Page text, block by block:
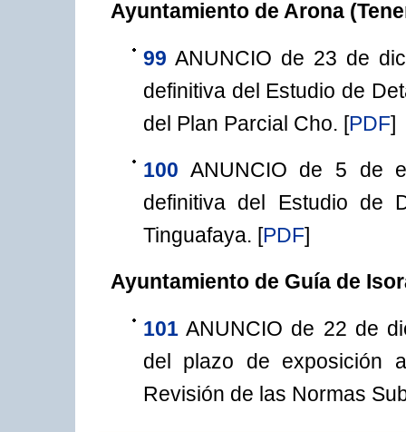
Ayuntamiento de Arona
99 ANUNCIO de 23 de
definitiva del Estudio de
del Plan Parcial Cho. [PDF]
100 ANUNCIO de 5 de
definitiva del Estudio de
Tinguafaya. [PDF]
Ayuntamiento de Guía de
101 ANUNCIO de 22 de
del plazo de exposición
Revisión de las Normas